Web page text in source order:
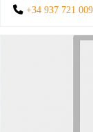
+34 937 721 009